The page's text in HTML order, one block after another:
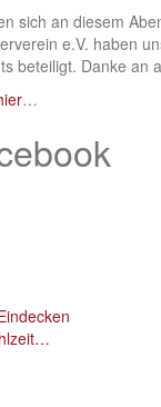
sich an diesem
e.V. haben
beteiligt. Danke an
…